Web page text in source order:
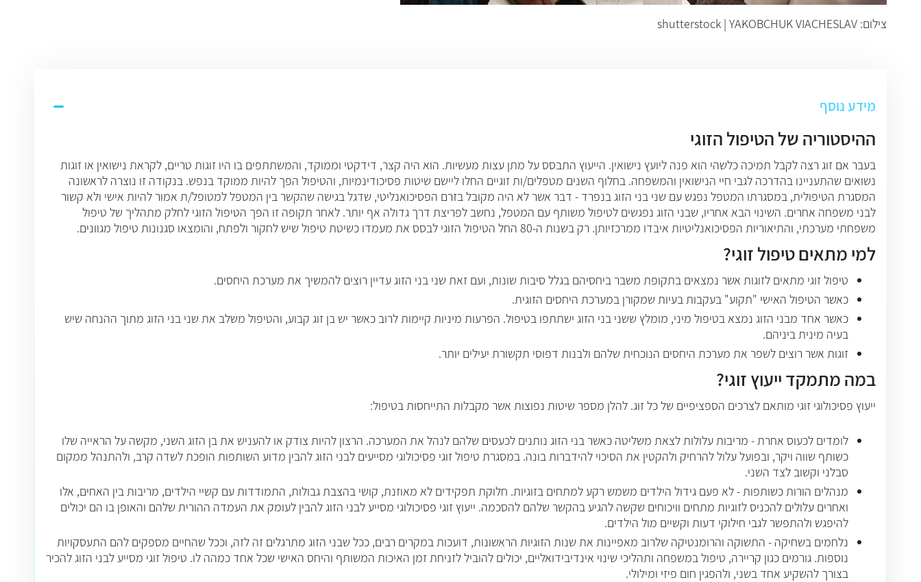
צילום: shutterstock | YAKOBCHUK VIACHESLAV
מידע נוסף
ההיסטוריה של הטיפול הזוגי
בעבר אם זוג רצה לקבל תמיכה כלשהי הוא פנה ליועץ נישואין. הייעוץ התבסס על מתן עצות מעשיות. הוא היה קצר, דידקטי וממוקד, והמשתתפים בו היו זוגות טריים, לקראת נישואין או זוגות
נשואים שהתעניינו בהדרכה לגבי חיי הנישואין והמשפחה. בחלוף השנים מטפלים/ות זוגיים החלו ליישם שיטות פסיכודינמיות, והטיפול הפך להיות ממוקד בנפש. בנקודה זו נוצרה לראשונה
המסגרת הטיפולית, במסגרתו המטפל נפגש עם שני בני הזוג בנפרד - דבר אשר לא היה מקובל בזרם הפסיכואנליטי, שדגל בגישה שהקשר בין המטפל למטופל/ת אמור להיות אישי ולא קשור
לבני משפחה אחרים. השינוי הבא אחריו, שבני הזוג נפגשים לטיפול משותף עם המטפל, נחשב לפריצת דרך גדולה אף יותר. לאחר תקופה זו הפך הטיפול הזוגי לחלק מתהליך של טיפול
משפחתי מערכתי, והתיאוריות הפסיכואנליטיות איבדו ממרכזיותן. רק בשנות ה-80 החל הטיפול הזוגי לבסס את מעמדו כשיטת טיפול שיש לחקור ולפתח, והומצאו סגנונות טיפול מגוונים
.
למי מתאים טיפול זוגי?
טיפול זוגי מתאים לזוגות אשר נמצאים בתקופת משבר ביחסיהם בגלל סיבות שונות, ועם זאת שני בני הזוג עדיין רוצים להמשיך את מערכת היחסים.
כאשר הטיפול האישי "תקוע" בעקבות בעיות שמקורן במערכת היחסים הזוגית.
כאשר אחד מבני הזוג נמצא בטיפול מיני, מומלץ ששני בני הזוג ישתתפו בטיפול. הפרעות מיניות קיימות לרוב כאשר יש בן זוג קבוע, והטיפול משלב את שני בני הזוג מתוך ההנחה שיש
בעיה מינית ביניהם.
זוגות אשר רוצים לשפר את מערכת היחסים הנוכחית שלהם ולבנות דפוסי תקשורת יעילים יותר.
במה מתמקד ייעוץ זוגי?
ייעוץ פסיכולוגי זוגי מותאם לצרכים הספציפיים של כל זוג. להלן מספר שיטות נפוצות אשר מקבלות התייחסות בטיפול:
לומדים לכעוס אחרת - מריבות עלולות לצאת משליטה כאשר בני הזוג נותנים לכעסים שלהם לנהל את המערכה. הרצון להיות צודק או להעניש את בן הזוג השני, מקשה על הראייה שלו
כשותף שווה ויקר, ובפועל עלול להרחיק ולהקטין את הסיכוי להידברות בונה. במסגרת טיפול זוגי פסיכולוגי מסייעים לבני הזוג להבין מדוע השותפות הופכת לשדה קרב, ולהתנהל ממקום
סבלני וקשוב לצד השני.
מנהלים הורות כשותפות - לא פעם גידול הילדים משמש רקע למתחים בזוגיות. חלוקת תפקידים לא מאוזנת, קושי בהצבת גבולות, התמודדות עם קשיי הילדים, מריבות בין האחים, אלו
ואחרים עלולים להכניס לזוגיות מתחים וויכוחים שקשה להגיע בהקשר שלהם להסכמה. ייעוץ זוגי פסיכולוגי מסייע לבני הזוג להבין לעומק את העמדה ההורית שלהם והאופן בו הם יכולים
להיפגש ולהתפשר לגבי חילוקי דעות וקשיים מול הילדים.
נלחמים בשחיקה - התשוקה והרומנטיקה שלרוב מאפיינות את שנות הזוגיות הראשונות, דועכות במקרים רבים, ככל שבני הזוג מתרגלים זה לזה, וככל שהחיים מספקים להם התעסקויות
נוספות. גורמים כגון קריירה, טיפול במשפחה ותהליכי שינוי אינדיבידואליים, יכולים להוביל לזניחת זמן האיכות המשותף והיחס האישי שכל אחד כמהה לו. טיפול זוגי מסייע לבני הזוג להכיר
בצורך להשקיע אחד בשני, ולהפגין חום פיזי ומילולי.